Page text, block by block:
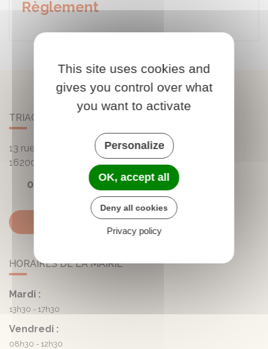
Règlement
TRIAC-LAUTRAIT
13 rue de la Mairie - Lautrait
16200
Triac-Lautrait
05 45 81 05 41
Contactez-nous
HORAIRES DE LA MAIRIE
Mardi :
13h30 - 17h30
Vendredi :
08h30 - 12h30
This site uses cookies and
gives you control over what
you want to activate
Personalize
OK, accept all
Deny all cookies
Privacy policy